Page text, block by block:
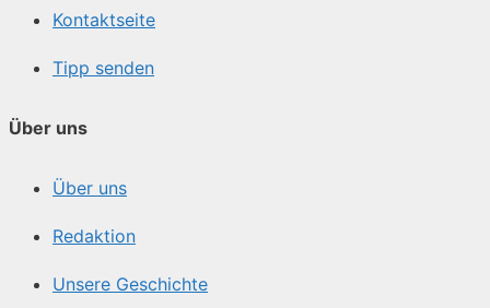
Kontaktseite
Tipp senden
Über uns
Über uns
Redaktion
Unsere Geschichte